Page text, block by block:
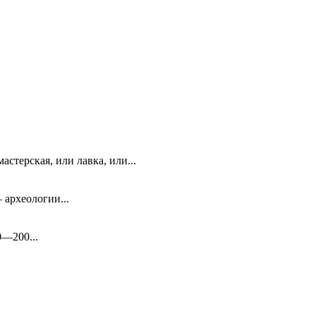
или лавка, или...